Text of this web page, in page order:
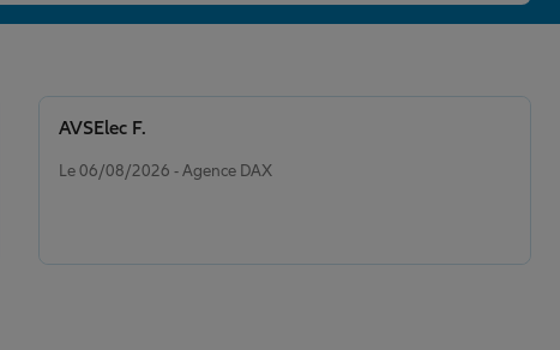
Le 06/08/2026 - Agence DAX
AVSElec F.